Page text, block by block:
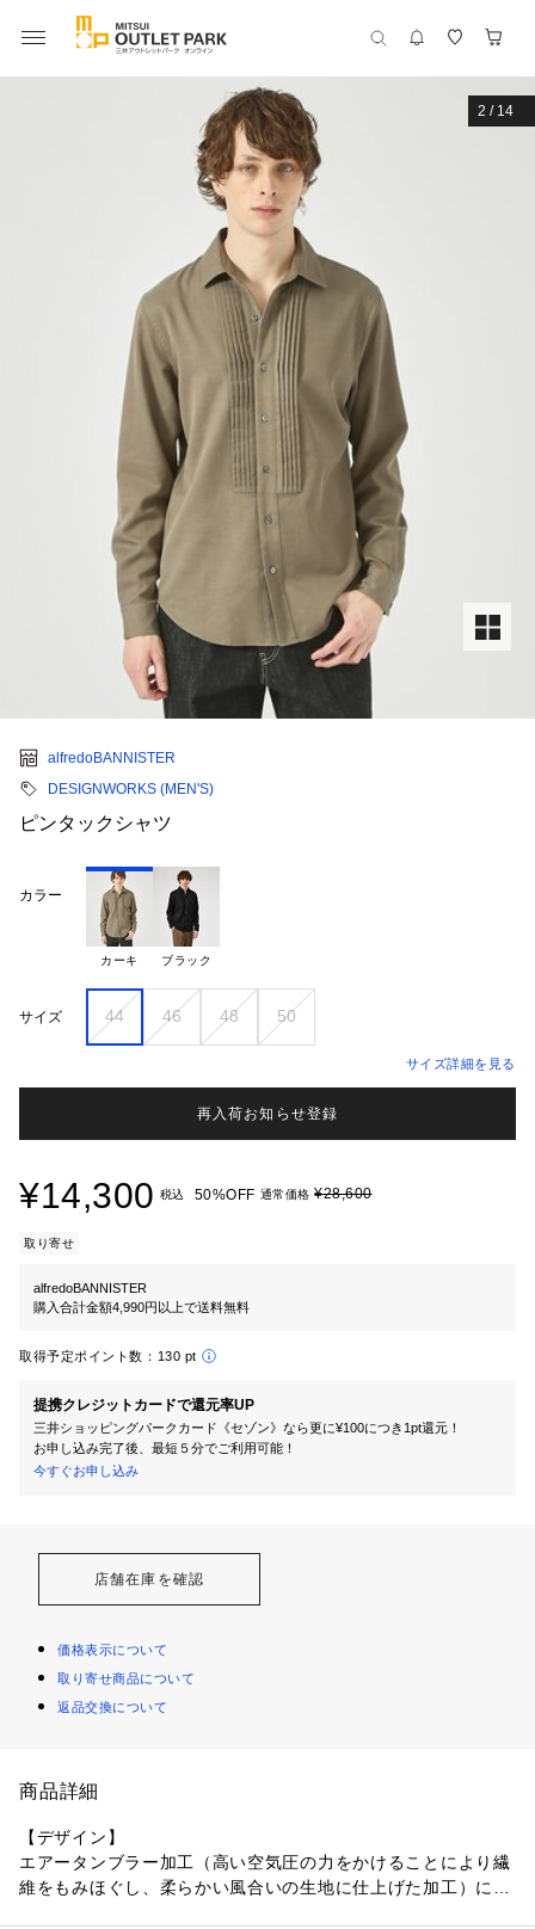
2 / 14
alfredoBANNISTER
DESIGNWORKS (MEN'S)
ピンタックシャツ
カラー
カーキ ブラック
サイズ 44 46 48 50
サイズ詳細を見る
再入荷お知らせ登録
¥14,300 税込 50%OFF 通常価格 ¥28,600
取り寄せ
alfredoBANNISTER
購入合計金額4,990円以上で送料無料
取得予定ポイント数： 130 pt
提携クレジットカードで還元率UP
三井ショッピングパークカード《セゾン》なら更に¥100につき1pt還元！
お申し込み完了後、最短５分でご利用可能！
今すぐお申し込み
店舗在庫を確認
価格表示について
取り寄せ商品について
返品交換について
商品詳細
【デザイン】
エアータンブラー加工（高い空気圧の力をかけることにより繊
維をもみほぐし、柔らかい風合いの生地に仕上げた加工）にニ